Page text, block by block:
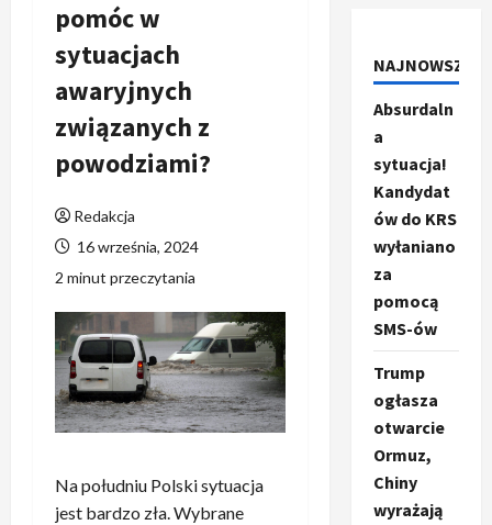
pomóc w
sytuacjach
awaryjnych
związanych z
powodziami?
Redakcja
16 września, 2024
2 minut przeczytania
Na południu Polski sytuacja
jest bardzo zła. Wybrane
NAJNOWSZE
Absurdaln
a
sytuacja!
Kandydat
ów do KRS
wyłaniano
za
pomocą
SMS-ów
Trump
ogłasza
otwarcie
Ormuz,
Chiny
wyrażają